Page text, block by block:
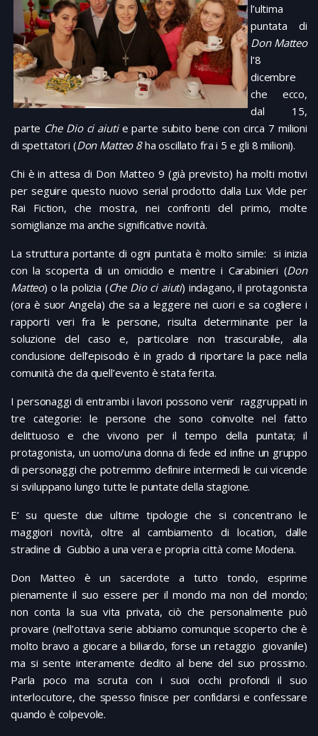
l’ultima
puntata di
Don Matteo
l’8
dicembre
che ecco,
dal 15,
parte Che Dio ci aiutie parte subito bene con circa 7 milioni
di spettatori (Don Matteo 8ha oscillato fra i 5 e gli 8 milioni).
Chi è in attesa di Don Matteo 9 (già previsto) ha molti motivi
per seguire questo nuovo serial prodotto dalla Lux Vide per
Rai Fiction, che mostra, nei confronti del primo, molte
somiglianze ma anche significative novità.
La struttura portante di ogni puntata è molto simile: si inizia
con la scoperta di un omicidio e mentre i Carabinieri (Don
Matteo) o la polizia (Che Dio ci aiuti) indagano, il protagonista
(ora è suor Angela) che sa a leggere nei cuori e sa cogliere i
rapporti veri fra le persone, risulta determinante per la
soluzione del caso e, particolare non trascurabile, alla
conclusione dell’episodio è in grado di riportare la pace nella
comunità che da quell’evento è stata ferita.
I personaggi di entrambi i lavori possono venir raggruppati in
tre categorie: le persone che sono coinvolte nel fatto
delittuoso e che vivono per il tempo della puntata; il
protagonista, un uomo/una donna di fede ed infine un gruppo
di personaggi che potremmo definire intermedi le cui vicende
si sviluppano lungo tutte le puntate della stagione.
E’ su queste due ultime tipologie che si concentrano le
maggiori novità, oltre al cambiamento di location, dalle
stradine di Gubbio a una vera e propria città come Modena.
Don Matteo è un sacerdote a tutto tondo, esprime
pienamente il suo essere per il mondo ma non del mondo;
non conta la sua vita privata, ciò che personalmente può
provare (nell’ottava serie abbiamo comunque scoperto che è
molto bravo a giocare a biliardo, forse un retaggio giovanile)
ma si sente interamente dedito al bene del suo prossimo.
Parla poco ma scruta con i suoi occhi profondi il suo
interlocutore, che spesso finisce per confidarsi e confessare
quando è colpevole.